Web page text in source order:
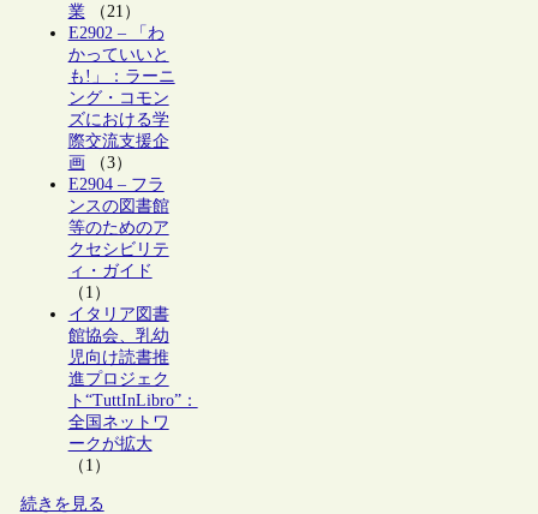
業（21）
E2902 – 「わ
かっていいと
も!」：ラーニ
ング・コモン
ズにおける学
際交流支援企
画 （3）
E2904 – フラ
ンスの図書館
等のためのア
クセシビリテ
ィ・ガイド
（1）
イタリア図書
館協会、乳幼
児向け読書推
進プロジェク
ト“TuttInLibro”：
全国ネットワ
ークが拡大
（1）
続きを見る